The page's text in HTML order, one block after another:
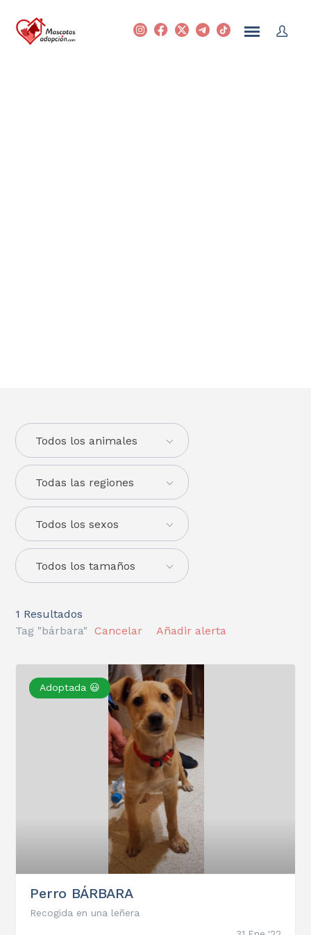
Todas las regiones
Todos los animales
Todos los sexos
Todos los tamaños
1 Resultados
Tag "bárbara"
Cancelar Añadir alerta
Adoptada 😃
Perro BÁRBARA
Recogida en una leñera